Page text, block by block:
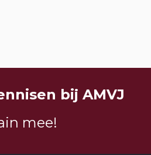
bij AMVJ
mee!